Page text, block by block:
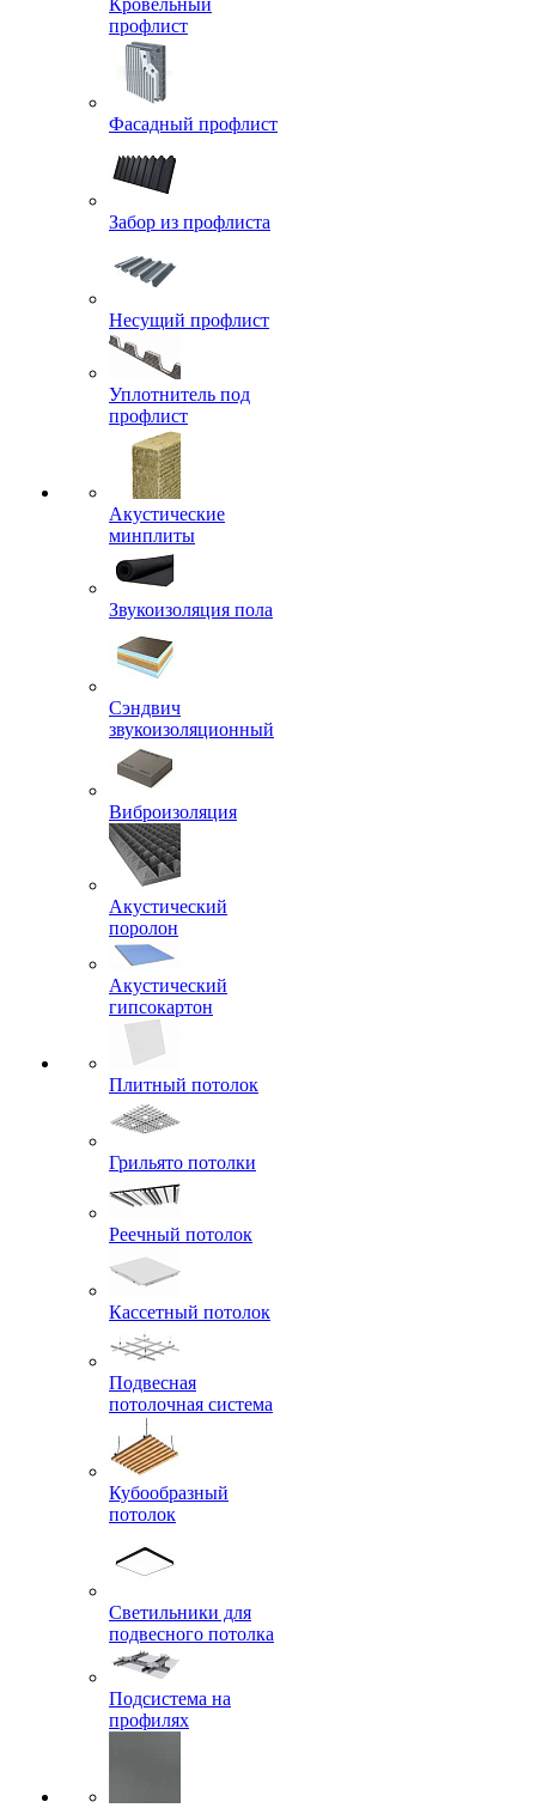
Кровельный
профлист
Фасадный профлист
Забор из профлиста
Несущий профлист
Уплотнитель под
профлист
Акустические
минплиты
Звукоизоляция пола
Сэндвич
звукоизоляционный
Виброизоляция
Акустический
поролон
Акустический
гипсокартон
Плитный потолок
Грильято потолки
Реечный потолок
Кассетный потолок
Подвесная
потолочная система
Кубообразный
потолок
Светильники для
подвесного потолка
Подсистема на
профилях